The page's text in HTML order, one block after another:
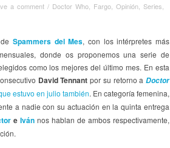
a comment / Doctor Who Fargo Opinión Series
Spammers del Mes, con los intérpretes más
donde os proponemos una serie de
como los mejores del último mes. En esta
David Tennant por su retorno a Doctor
estuvo en julio también. En categoría femenina,
a nadie con su actuación en la quinta entrega
e Iván nos hablan de ambos respectivamente,